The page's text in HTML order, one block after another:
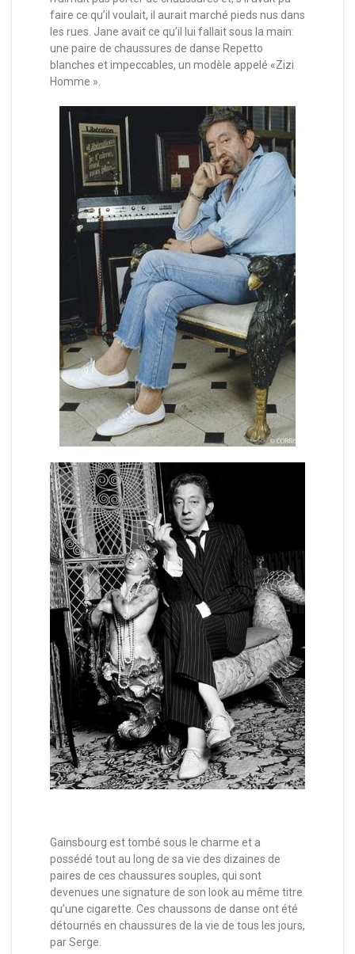
faire ce qu’il voulait, il aurait marché pieds nus dans
les rues. Jane avait ce qu’il lui fallait sous la main:
une paire de chaussures de danse Repetto
blanches et impeccables, un modèle appelé «Zizi
Homme ».
Gainsbourg est tombé sous le charme et a
possédé tout au long de sa vie des dizaines de
paires de ces chaussures souples, qui sont
devenues une signature de son look au même titre
qu’une cigarette. Ces chaussons de danse ont été
détournés en chaussures de la vie de tous les jours,
par Serge.